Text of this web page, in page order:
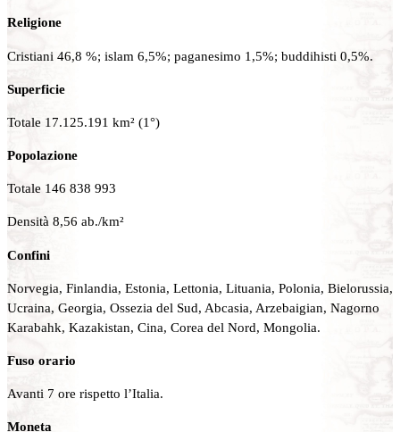
Religione
Cristiani 46,8 %; islam 6,5%; paganesimo 1,5%; buddihisti 0,5%.
Superficie
Totale 17.125.191 km² (1°)
Popolazione
Totale 146 838 993
Densità 8,56 ab./km²
Confini
Norvegia, Finlandia, Estonia, Lettonia, Lituania, Polonia, Bielorussia,
Ucraina, Georgia, Ossezia del Sud, Abcasia, Arzebaigian, Nagorno
Karabahk, Kazakistan, Cina, Corea del Nord, Mongolia.
Fuso orario
Avanti 7 ore rispetto l’Italia.
Moneta